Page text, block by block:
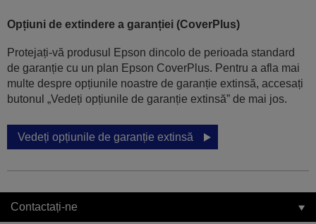
Opțiuni de extindere a garanției (CoverPlus)
Protejați-vă produsul Epson dincolo de perioada standard
de garanție cu un plan Epson CoverPlus. Pentru a afla mai
multe despre opțiunile noastre de garanție extinsă, accesați
butonul „Vedeți opțiunile de garanție extinsă” de mai jos.
Vedeți opțiunile de garanție extinsă
Contactați-ne